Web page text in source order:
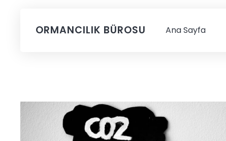
ORMANCILIK BÜROSU Ana Sayfa